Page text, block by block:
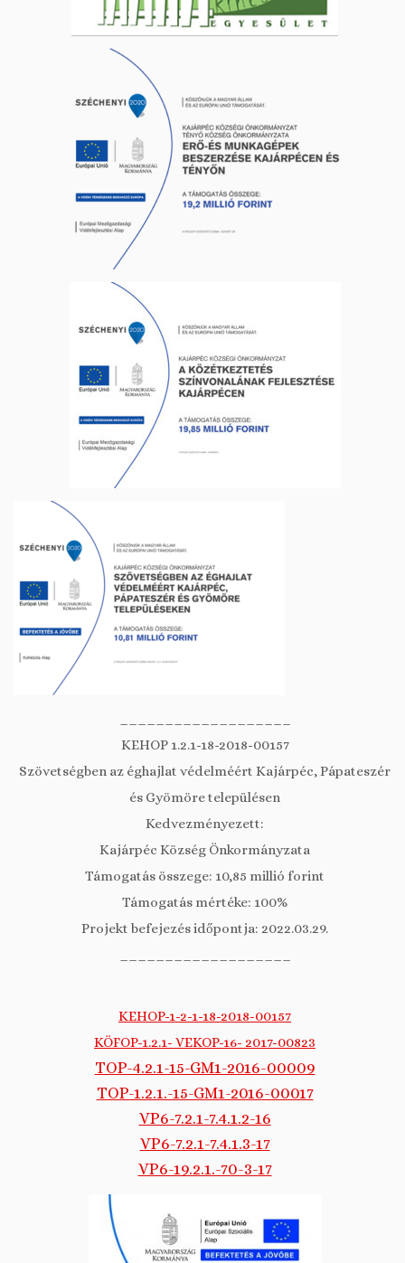
KEHOP 1.2.1-18-2018-00157
Szövetségben az éghajlat védelméért Kajárpéc, Pápateszér
és Gyömöre településen
Kedvezményezett:
Kajárpéc Község Önkormányzata
Támogatás összege: 10,85 millió forint
Támogatás mértéke: 100%
Projekt befejezés időpontja: 2022.03.29.
KEHOP-1-2-1-18-2018-00157
KÖFOP-1.2.1- VEKOP-16- 2017-00823
TOP-4.2.1-15-GM1-2016-00009
TOP-1.2.1.-15-GM1-2016-00017
VP6-7.2.1-7.4.1.2-16
VP6-7.2.1-7.4.1.3-17
VP6-19.2.1.-70-3-17